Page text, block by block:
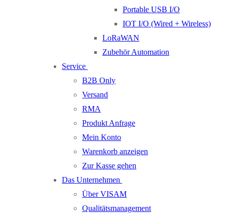
Portable USB I/O
IOT I/O (Wired + Wireless)
LoRaWAN
Zubehör Automation
Service
B2B Only
Versand
RMA
Produkt Anfrage
Mein Konto
Warenkorb anzeigen
Zur Kasse gehen
Das Unternehmen
Über VISAM
Qualitätsmanagement